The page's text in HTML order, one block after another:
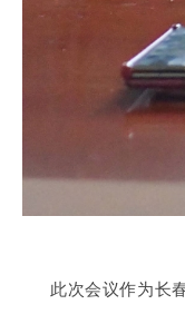
此次会议作为长